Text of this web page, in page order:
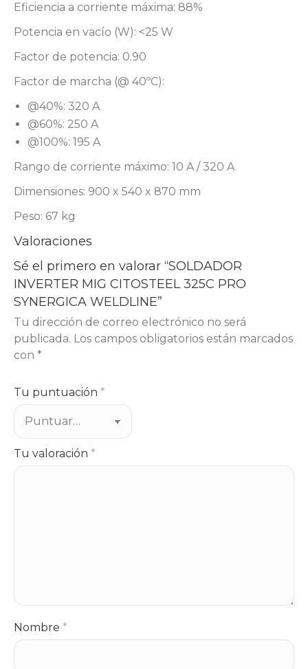
Eficiencia a corriente máxima: 88%
Potencia en vacío (W): <25 W
Factor de potencia: 0.90
Factor de marcha (@ 40ºC):
@40%: 320 A
@60%: 250 A
@100%: 195 A
Rango de corriente máximo: 10 A / 320 A
Dimensiones: 900 x 540 x 870 mm
Peso: 67 kg
Valoraciones
Sé el primero en valorar “SOLDADOR
INVERTER MIG CITOSTEEL 325C PRO
SYNERGICA WELDLINE”
Tu dirección de correo electrónico no será
publicada. Los campos obligatorios están marcados
con *
Tu puntuación *
Tu valoración *
Nombre *